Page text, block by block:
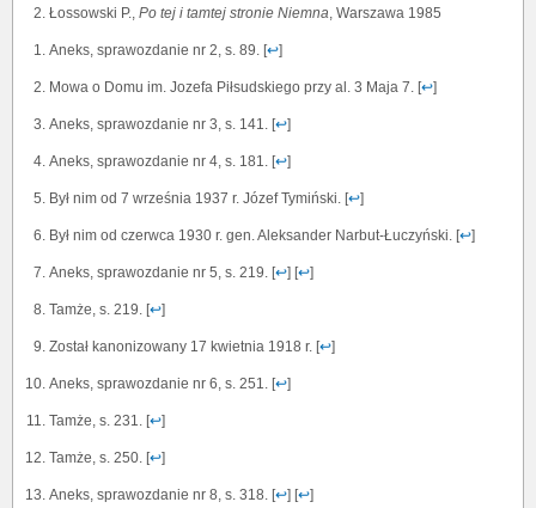
Łossowski P., Po tej i tamtej stronie Niemna, Warszawa 1985
Aneks, sprawozdanie nr 2, s. 89. [↩]
Mowa o Domu im. Jozefa Piłsudskiego przy al. 3 Maja 7. [↩]
Aneks, sprawozdanie nr 3, s. 141. [↩]
Aneks, sprawozdanie nr 4, s. 181. [↩]
Był nim od 7 września 1937 r. Józef Tymiński. [↩]
Był nim od czerwca 1930 r. gen. Aleksander Narbut-Łuczyński. [↩]
Aneks, sprawozdanie nr 5, s. 219. [↩] [↩]
Tamże, s. 219. [↩]
Został kanonizowany 17 kwietnia 1918 r. [↩]
Aneks, sprawozdanie nr 6, s. 251. [↩]
Tamże, s. 231. [↩]
Tamże, s. 250. [↩]
Aneks, sprawozdanie nr 8, s. 318. [↩] [↩]